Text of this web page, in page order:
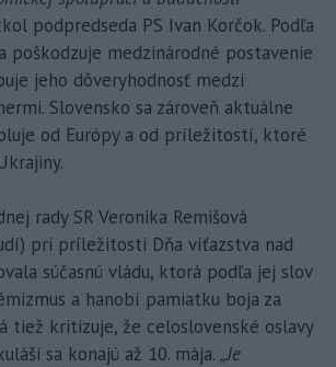
podpredseda PS Ivan Korčok. Podľa
poškodzuje medzinárodné postavenie
jeho dôveryhodnosť medzi
Slovensko sa zároveň aktuálne
od Európy a od príležitostí, ktoré
rady SR Veronika Remišová
pri príležitosti Dňa víťazstva nad
súčasnú vládu, ktorá podľa jej slov
a hanobí pamiatku boja za
tiež kritizuje, že celoslovenské oslavy
sa konajú až 10. mája. „Je